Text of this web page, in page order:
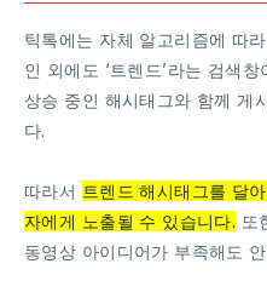
틱톡에는 자체 알고리즘에 따
인 외에도 ‘트렌드’라는 검색
상승 중인 해시태그와 함께 게
다.
따라서 트렌드 해시태그를 달
자에게 노출될 수 있습니다. 또
동영상 아이디어가 부족해도